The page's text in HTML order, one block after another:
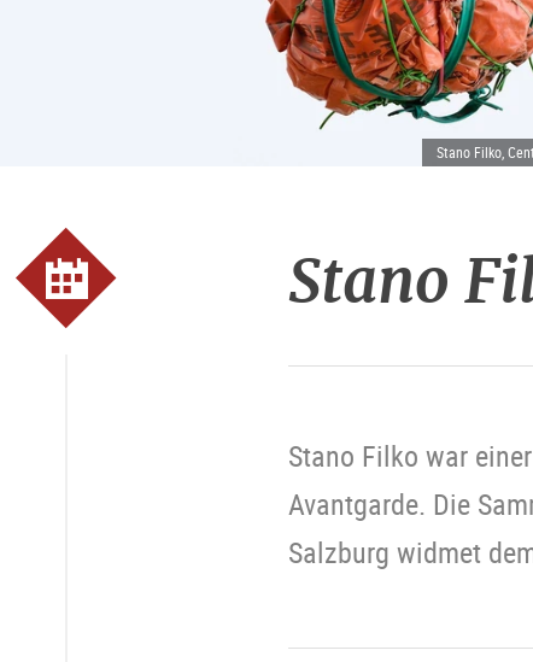
Stano Filko,
Stano
Stano Filko war
Avantgarde. Die
Salzburg widmet